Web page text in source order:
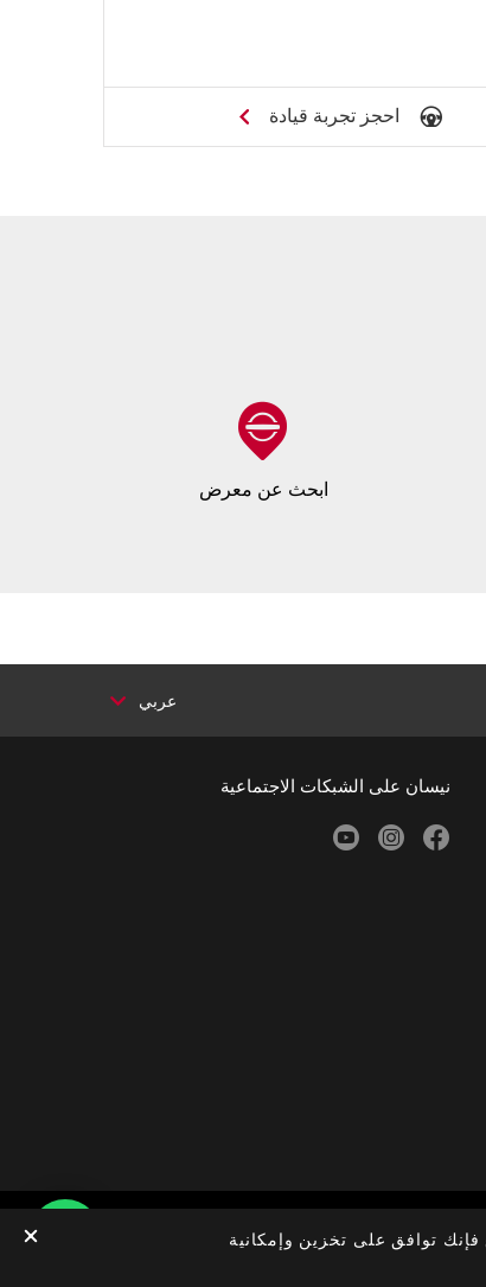
توافق على تخزين وإمكانية
احجز تجربة قيادة
ابحث عن معرض
عربي
نيسان على الشبكات الاجتماعية
facebook
instagram
الخصوصية الوظائف